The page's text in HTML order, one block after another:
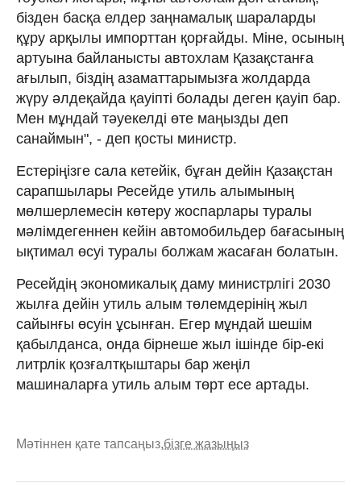
бізден басқа елдер заңнамалық шараларды
құру арқылы импорттан қорғайды. Міне, осының
артуына байланысты автохлам Қазақстанға
ағылып, біздің азаматтарымызға жолдарда
жүру әлдеқайда қауіпті болады деген қауіп бар.
Мен мұндай тәуекелді өте маңызды деп
санаймын", - деп қосты министр.
Естеріңізге сала кетейік, бұған дейін Қазақстан
сарапшылары Ресейде утиль алымының
мөлшерлемесін көтеру жоспарлары туралы
мәлімдегеннен кейін автомобильдер бағасының
ықтимал өсуі туралы болжам жасаған болатын.
Ресейдің экономикалық даму министрлігі 2030
жылға дейін утиль алым төлемдерінің жыл
сайынғы өсуін ұсынған. Егер мұндай шешім
қабылданса, онда бірнеше жыл ішінде бір-екі
литрлік қозғалтқыштары бар жеңіл
машиналарға утиль алым төрт есе артады.
Мәтіннен қате тапсаңыз,бізге жазыңыз